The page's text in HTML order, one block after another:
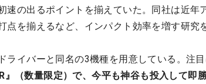
速の出るポイントを揃えていた。同社は近年
点を揃えるなど、インパクト効率を増す研究
ライバーと同名の3機種を用意している。注
R』（数量限定）で、今平も神谷も投入して即